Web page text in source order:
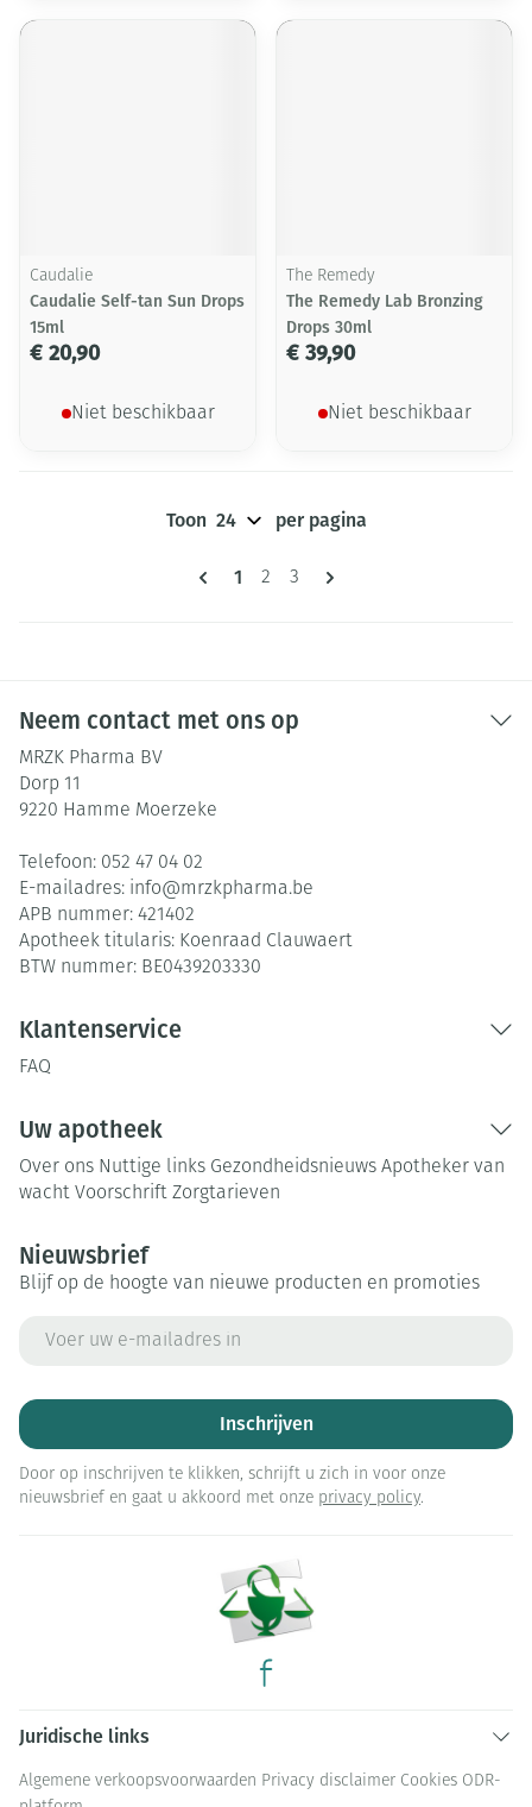
Caudalie
Caudalie Self-tan Sun Drops
15ml
€ 20,90
Niet beschikbaar
The Remedy
The Remedy Lab Bronzing
Drops 30ml
€ 39,90
Niet beschikbaar
Pagina's
U lees momenteel pagina
1 Pagina
2 Pagina
3
Toon per pagina
Neem contact met ons op
MRZK Pharma BV
Dorp 11
9220 Hamme Moerzeke
Telefoon: 052 47 04 02
E-mailadres: info@mrzkpharma.be
APB nummer: 421402
Apotheek titularis: Koenraad Clauwaert
BTW nummer: BE0439203330
Klantenservice
FAQ
Uw apotheek
Over ons Nuttige links Gezondheidsnieuws Apotheker van
wacht Voorschrift Zorgtarieven
Nieuwsbrief
Blijf op de hoogte van nieuwe producten en promoties
Inschrijven
Door op inschrijven te klikken, schrijft u zich in voor onze
nieuwsbrief en gaat u akkoord met onze privacy policy.
Juridische links
Algemene verkoopsvoorwaarden Privacy disclaimer Cookies ODR-